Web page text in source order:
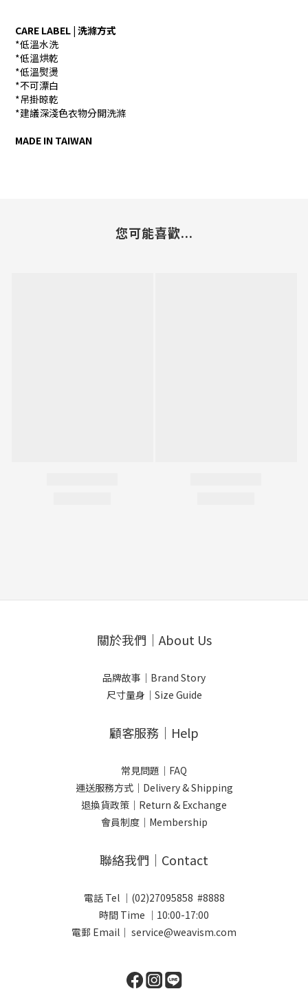
CARE LABEL | 洗滌方式
*低溫水洗
*低溫烘乾
*低溫熨燙
*不可漂白
*吊掛晾乾
*建議深淺色衣物分開洗滌
MADE IN TAIWAN
您可能喜歡...
關於我們｜About Us
品牌故事｜Brand Story
尺寸量身｜Size Guide
顧客服務｜Help
常見問題｜FAQ
運送服務方式｜Delivery & Shipping
退換貨政策｜Return & Exchange
會員制度｜Membership
聯絡我們｜Contact
電話 Tel ｜(02)27095858 #8888
時間 Time ｜10:00-17:00
電郵 Email｜ service@weavism.com